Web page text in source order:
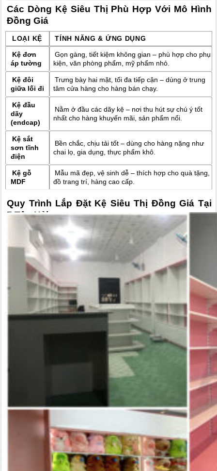
Các Dòng Kệ Siêu Thị Phù Hợp Với Mô Hình
Đồng Giá
LOẠI KỆ TÍNH NĂNG & ỨNG DỤNG
Kệ đơn
áp tường
Gọn gàng, tiết kiệm không gian – phù hợp cho phụ
kiện, văn phòng phẩm, mỹ phẩm nhỏ.
Kệ đôi
giữa lối đi
Trưng bày hai mặt, tối đa tiếp cận – dùng ở trung
tâm cửa hàng cho hàng bán chạy.
Kệ đầu
dãy
(endcap)
Nằm ở đầu các dãy kệ – nơi thu hút sự chú ý tốt
nhất cho hàng khuyến mãi, sản phẩm nổi.
Kệ sắt
sơn tĩnh
điện
Bền chắc, chịu tải tốt – dùng cho hàng nặng như
chai lọ, gia dụng, thực phẩm khô.
Kệ gỗ
MDF
Mẫu mã đẹp, vệ sinh dễ – thích hợp cho quà tặng,
đồ trang trí, hàng cao cấp.
Quy Trình Lắp Đặt Kệ Siêu Thị Đồng Giá Tại
P.Tân Hải
1. Khảo Sát Cửa Hàng – Miễn Phí 100%
Đội ngũ kỹ thuật đến tận nơi tại
P.Tân Hải
để đo đạc mặt
bằng, tư vấn mẫu mã phù hợp với diện tích và sản phẩm
trưng bày của cửa hàng, hoàn toàn không tính phí khảo sát.
Lắp Đặt Kệ Cửa Hàng Siêu Thị Đồng Giá tại P.Tân Hải
2. Thiết Kế Không Gian 2D/3D – Rõ Ràng Trước Khi Thi
Dựa vào mặt bằng thực tế, chúng tôi lên bản vẽ 2D hoặc